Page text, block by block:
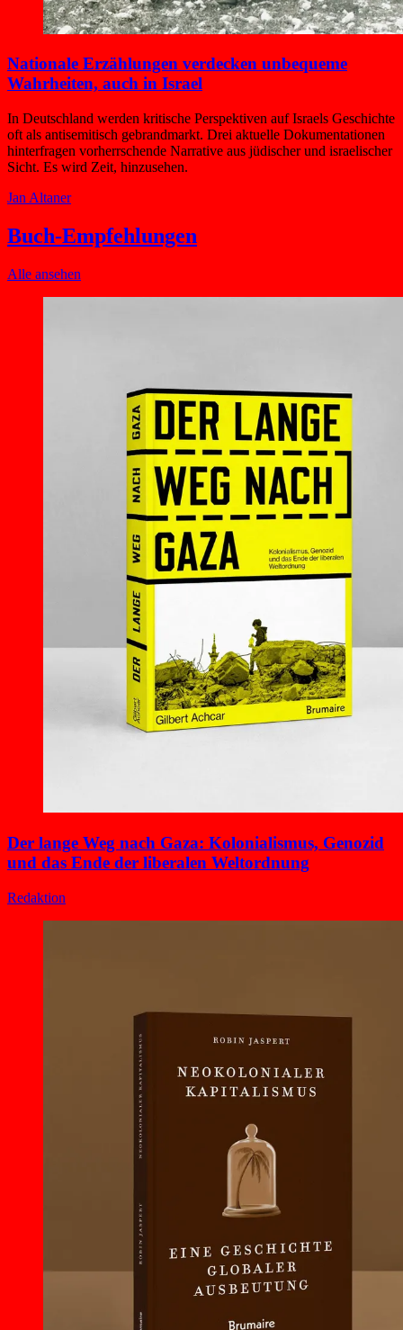
Nationale Erzählungen verdecken unbequeme
Wahrheiten, auch in Israel
In Deutschland werden kritische Perspektiven auf Israels Geschichte
oft als antisemitisch gebrandmarkt. Drei aktuelle Dokumentationen
hinterfragen vorherrschende Narrative aus jüdischer und israelischer
Sicht. Es wird Zeit, hinzusehen.
Jan Altaner
Buch-Empfehlungen
Alle ansehen
Der lange Weg nach Gaza: Kolonialismus, Genozid
und das Ende der liberalen Weltordnung
Redaktion